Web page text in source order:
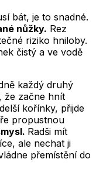
bát, je to snadné.
nůžky. Rez
riziko hniloby.
čistý a ve vodě
každý druhý
že začne hnít
kořínky, přijde
propustnou
Radši mít
ale nechat ji
přemístění do